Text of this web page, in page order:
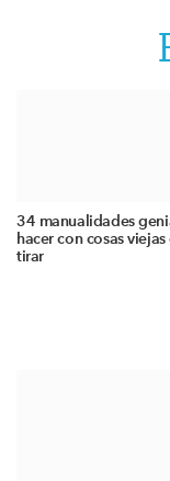
34 manualidades
hacer con cosas viejas
tirar